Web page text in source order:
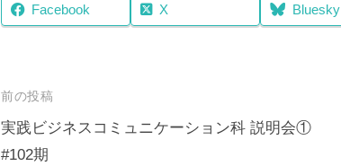
Facebook X Bluesky
投
稿
ナ
前の投稿
実践ビジネスコミュニケーション科 説明会①
#102期